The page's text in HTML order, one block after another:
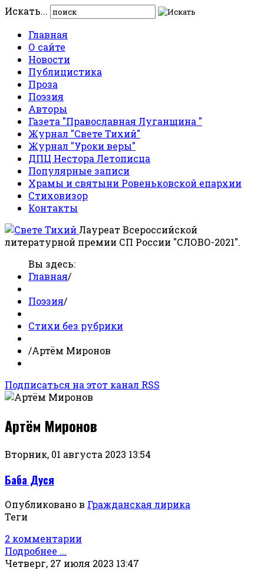
Искать...
Главная
О сайте
Новости
Публицистика
Проза
Поэзия
Авторы
Газета "Православная Луганщина "
Журнал "Свете Тихий"
Журнал "Уроки веры"
ДПЦ Нестора Летописца
Популярные записи
Храмы и святыни Ровеньковской епархии
Стиховизор
Контакты
Лауреат Всероссийской
литературной премии СП России "СЛОВО-2021".
Вы здесь:
Главная/
Поэзия/
Стихи без рубрики
/Артём Миронов
Подписаться на этот канал RSS
Артём Миронов
Вторник, 01 августа 2023 13:54
Баба Дуся
Опубликовано в Гражданская лирика
Теги
2 комментарии
Подробнее ...
Четверг, 27 июля 2023 13:47